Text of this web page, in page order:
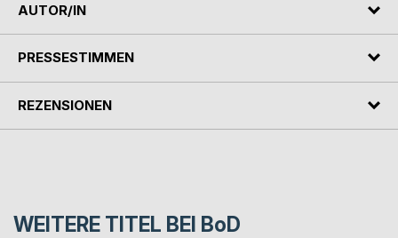
AUTOR/IN
PRESSESTIMMEN
REZENSIONEN
WEITERE TITEL BEI BoD